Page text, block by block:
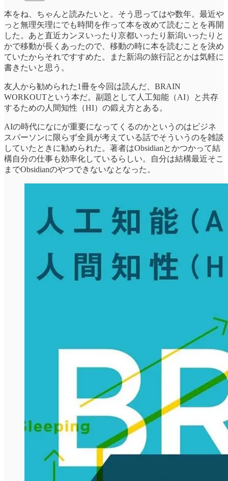
本をね、ちゃんと読みたいと。そう思ってはや数年。最近や
っと無理矢理にでも時間を作って本を改めて読むことを再開
した。あと直近カンヌいったり京都いったり新潟いったりと
かで移動が長くあったので、移動の時に本を読むことを決め
ていたからそれですすめた。また新潟の旅行記とかは気軽に
書きたいと思う。
友人から勧められた1冊を今回は読んだ、BRAIN
WORKOUTという本だ。副題として人工知能（AI）と共存
するための人間知性（HI）の鍛え方とある。
AIの時代になにが重要になってくるのかというのはビジネ
スパーソンに限らず全員が考えている話でそういうのを雑談
していたときに勧められた。著者はObsidianとかつかって結
構自分の仕事も効率化しているらしい。自分は結構最近そこ
までObsidianのやつできないなとなった。